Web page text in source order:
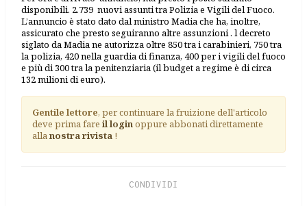
disponibili. 2.739 nuovi assunti tra Polizia e Vigili del Fuoco.
L’annuncio è stato dato dal ministro Madia che ha, inoltre,
assicurato che presto seguiranno altre assunzioni . l decreto
siglato da Madia ne autorizza oltre 850 tra i carabinieri, 750 tra
la polizia, 420 nella guardia di finanza, 400 per i vigili del fuoco
e più di 300 tra la penitenziaria (il budget a regime è di circa
132 milioni di euro).
Gentile lettore, per continuare la fruizione dell'articolo
deve prima fare il loginoppure abbonati direttamente
allanostra rivista !
CONDIVIDI